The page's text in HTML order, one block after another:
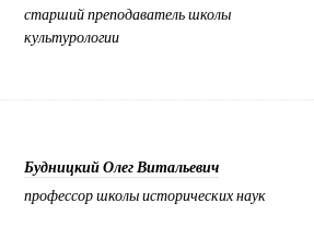
старший преподаватель школы
культурологии
Будницкий Олег Витальевич
профессор школы исторических наук